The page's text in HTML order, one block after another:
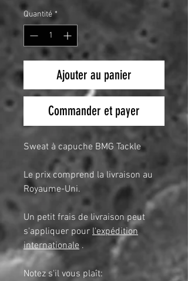
Quantité *
Ajouter au panier
Commander et payer
Sweat à capuche BMG Tackle
Le prix comprend la livraison au
Royaume-Uni.
Un petit frais de livraison peut
s'appliquer pour l'expédition
internationale.
Notez s'il vous plaît: